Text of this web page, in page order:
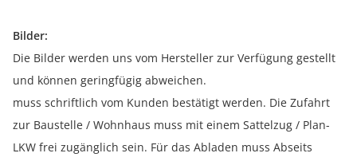
Bilder:
Die Bilder werden uns vom Hersteller zur Verfügung gestellt
und können geringfügig abweichen.
muss schriftlich vom Kunden bestätigt werden. Die Zufahrt
zur Baustelle / Wohnhaus muss mit einem Sattelzug / Plan-
LKW frei zugänglich sein. Für das Abladen muss Abseits